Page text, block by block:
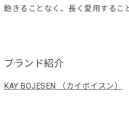
飽きることなく、長く愛用するこ
ブランド紹介
KAY BOJESEN （カイボイスン）